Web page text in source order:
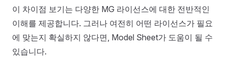
이 차이점 보기는 다양한 MG 라이선스에 대한 전반적인
이해를 제공합니다. 그러나 여전히 어떤 라이선스가 필요
에 맞는지 확실하지 않다면, Model Sheet가 도움이 될 수
있습니다.